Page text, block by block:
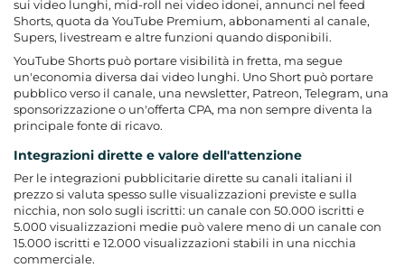
sui video lunghi, mid-roll nei video idonei, annunci nel feed
Shorts, quota da YouTube Premium, abbonamenti al canale,
Supers, livestream e altre funzioni quando disponibili.
YouTube Shorts può portare visibilità in fretta, ma segue
un'economia diversa dai video lunghi. Uno Short può portare
pubblico verso il canale, una newsletter, Patreon, Telegram, una
sponsorizzazione o un'offerta CPA, ma non sempre diventa la
principale fonte di ricavo.
Integrazioni dirette e valore dell'attenzione
Per le integrazioni pubblicitarie dirette su canali italiani il
prezzo si valuta spesso sulle visualizzazioni previste e sulla
nicchia, non solo sugli iscritti: un canale con 50.000 iscritti e
5.000 visualizzazioni medie può valere meno di un canale con
15.000 iscritti e 12.000 visualizzazioni stabili in una nicchia
commerciale.